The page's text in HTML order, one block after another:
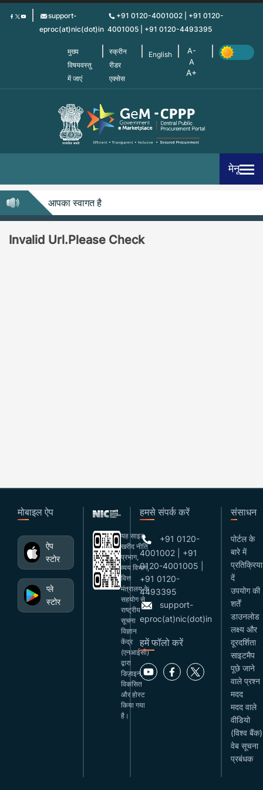
Skip
support-
eproc(at)nic(dot)in
+91 0120-4001002 | +91 0120-
4001005 | +91 0120-4493395
मुख्य
विषयवस्तु
में जाएं
स्क्रीन
रीडर
एक्सेस
English
मेनू
में आपका स्वागत है
Invalid Url.Please Check
मोबाइल ऐप
ऐप
स्टोर
प्ले
स्टोर
यह साइट
खरीद नीति
प्रभाग,
व्यय विभाग,
वित्त
मंत्रालय के
सहयोग से
राष्ट्रीय
सूचना
विज्ञान
केंद्र
(एनआईसी)
द्वारा
डिज़ाइन,
विकसित
और होस्ट
किया गया
है।
हमसे संपर्क करें
+91 0120-
4001002 | +91
0120-4001005 |
+91 0120-
4493395
support-
eproc(at)nic(dot)in
हमें फॉलो करें
संसाधन
पोर्टल के
बारे में
प्रतिक्रिया
दें
उपयोग की
शर्तें
डाउनलोड
लक्ष्य और
दूरदर्शिता
साइटमैप
पूछे जाने
वाले प्रश्न
मदद
मदद वाले
वीडियो
(विश्व बैंक)
वेब सूचना
प्रबंधक